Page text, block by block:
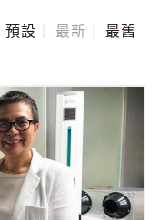
預設 最新 最舊